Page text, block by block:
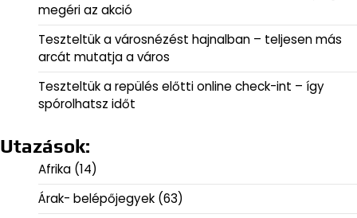
megéri az akció
Teszteltük a városnézést hajnalban – teljesen más
arcát mutatja a város
Teszteltük a repülés előtti online check-int – így
spórolhatsz időt
Utazások:
Afrika (14)
Árak- belépőjegyek (63)